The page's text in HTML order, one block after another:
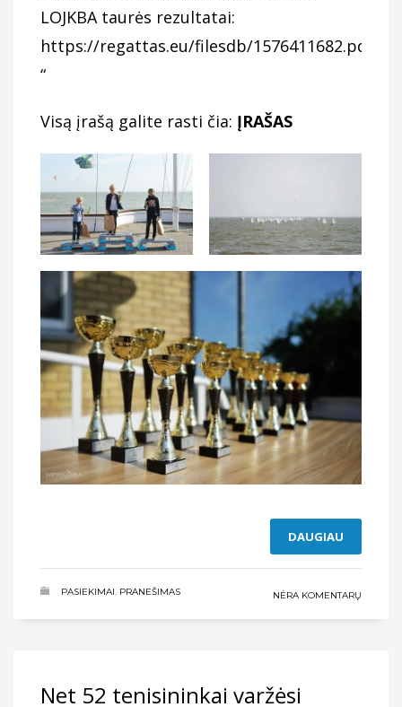
LOJKBA taurės rezultatai:
https://regattas.eu/filesdb/1576411682.pdf
“
Visą įrašą galite rasti čia: ĮRAŠAS
DAUGIAU
. PASIEKIMAI, PRANEŠIMAS NĖRA KOMENTARŲ
Net 52 tenisininkai varžėsi